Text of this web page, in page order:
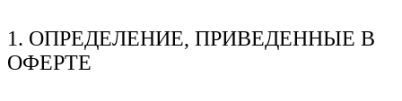
1. ОПРЕДЕЛЕНИЕ, ПРИВЕДЕННЫЕ В
ОФЕРТЕ